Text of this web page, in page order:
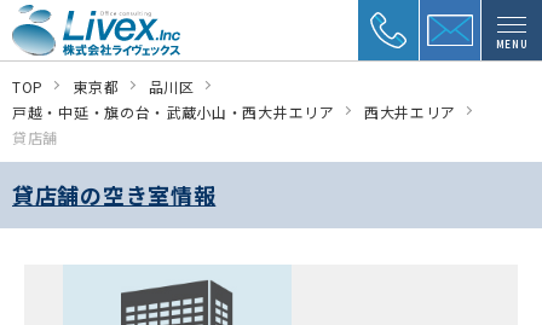
MENU
TOP 東京都
品川区
戸越・中延・旗の台・武蔵小山・西大井エリア
西大井エリア
貸店舗
貸店舗の空き室情報